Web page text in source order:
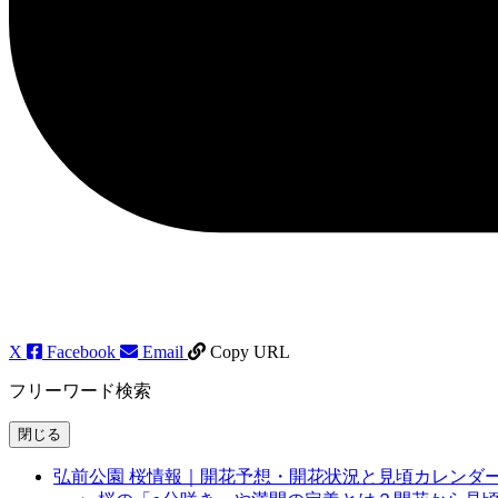
X Facebook Email Copy URL
フリーワード検索
閉じる
弘前公園 桜情報｜開花予想・開花状況と見頃カレンダ